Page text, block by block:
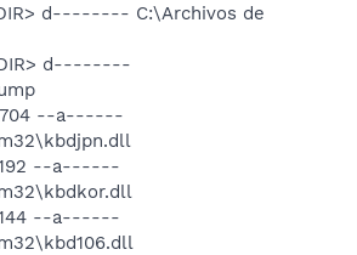
d-------- C:\Archivos de
d--------
--a------
--a------
--a------